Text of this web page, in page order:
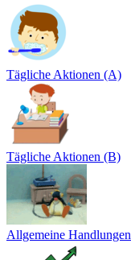
Tägliche Aktionen (A)
Tägliche Aktionen (B)
Allgemeine Handlungen